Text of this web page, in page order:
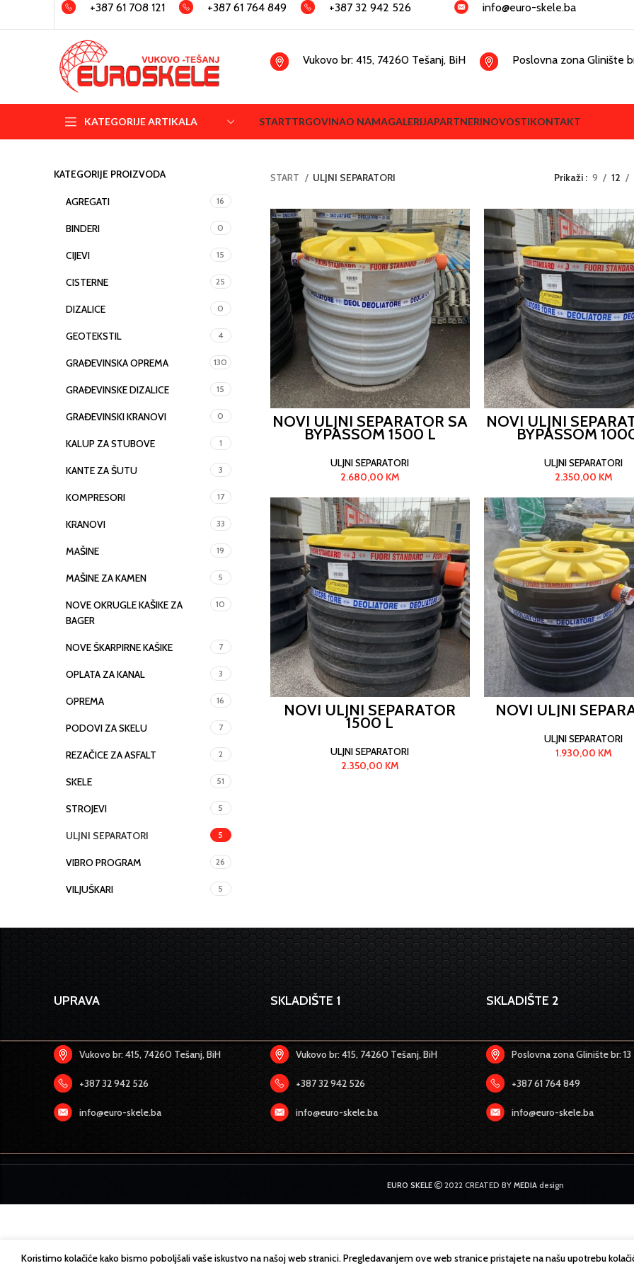
+387 61 708 121 +387 61 764 849 +387 32 942 526 info@euro-skele.ba
Vukovo br: 415, 74260 Tešanj, BiH Poslovna zona Glinište
KATEGORIJE ARTIKALA STARTTRGOVINAO NAMAGALERIJAPARTNERINOVOSTIKONTAKT
KATEGORIJE PROIZVODA
AGREGATI 16
BINDERI 0
CIJEVI 15
CISTERNE 25
DIZALICE 0
GEOTEKSTIL 4
GRAĐEVINSKA OPREMA 130
GRAĐEVINSKE DIZALICE 15
GRAĐEVINSKI KRANOVI 0
KALUP ZA STUBOVE 1
KANTE ZA ŠUTU 3
KOMPRESORI 17
KRANOVI 33
MAŠINE 19
MAŠINE ZA KAMEN 5
NOVE OKRUGLE KAŠIKE ZA
BAGER
10
NOVE ŠKARPIRNE KAŠIKE 7
OPLATA ZA KANAL 3
OPREMA 16
PODOVI ZA SKELU 7
REZAČICE ZA ASFALT 2
SKELE 51
STROJEVI 5
ULJNI SEPARATORI 5
VIBRO PROGRAM 26
VILJUŠKARI 5
START ULJNI SEPARATORI Prikaži 9 12
NOVI ULJNI SEPARATOR SA
BYPASSOM 1500 L
ULJNI SEPARATORI
2.680,00 KM
NOVI ULJNI
BYPASSOM
ULJNI SEPARATORI
2.350,00 KM
NOVI ULJNI SEPARATOR
1500 L
ULJNI SEPARATORI
2.350,00 KM
NOVI ULJNI
ULJNI SEPARATORI
1.930,00 KM
UPRAVA
Vukovo br: 415, 74260 Tešanj, BiH
+387 32 942 526
info@euro-skele.ba
SKLADIŠTE 1
Vukovo br: 415, 74260 Tešanj, BiH
+387 32 942 526
info@euro-skele.ba
SKLADIŠTE 2
Poslovna zona Glinište br: 13
+387 61 764 849
info@euro-skele.ba
EURO SKELE 2022 CREATED BY MEDIA design
Koristimo kolačiće kako bismo poboljšali vaše iskustvo na našoj web stranici. Pregledavanjem ove web stranice pristajete na našu upotrebu